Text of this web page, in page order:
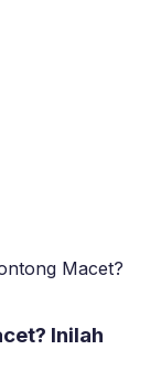
Macet?
Inilah